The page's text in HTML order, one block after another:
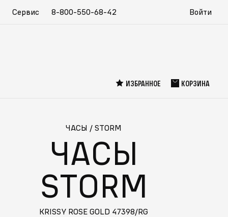
Сервис 8-800-550-68-42 Войти
ИЗБРАННОЕ КОРЗИНА
ЧАСЫ / STORM
ЧАСЫ
STORM
KRISSY ROSE GOLD 47398/RG